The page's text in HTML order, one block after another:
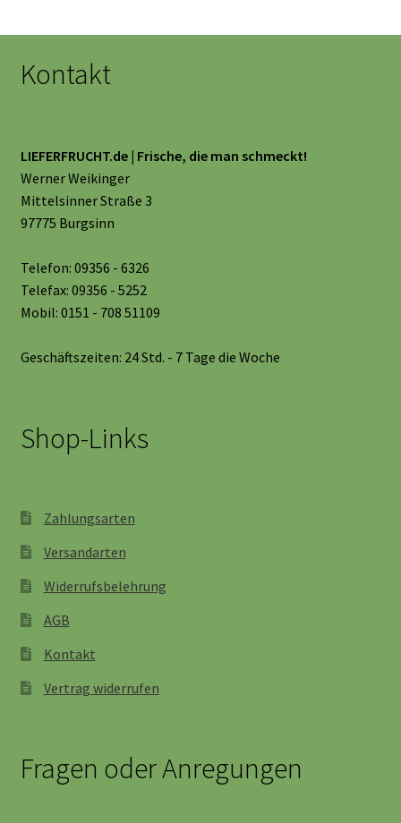
Kontakt
LIEFERFRUCHT.de | Frische, die man schmeckt!
Werner Weikinger
Mittelsinner Straße 3
97775 Burgsinn
Telefon: 09356 - 6326
Telefax: 09356 - 5252
Mobil: 0151 - 708 51109
Geschäftszeiten: 24 Std. - 7 Tage die Woche
Shop-Links
Zahlungsarten
Versandarten
Widerrufsbelehrung
AGB
Kontakt
Vertrag widerrufen
Fragen oder Anregungen